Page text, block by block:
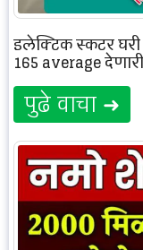
इलेक्ट्रिक स्कूटर
165 average
पुढे वाचा ➜